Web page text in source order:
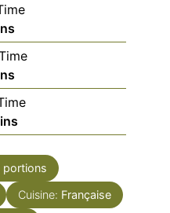
portions
Cuisine: Française